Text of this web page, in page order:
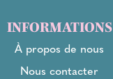
INFORMATIONS
À propos de nous
Nous contacter